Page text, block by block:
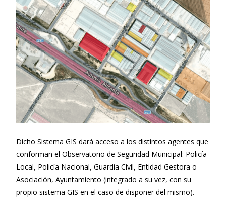
Dicho Sistema GIS dará acceso a los distintos agentes que
conforman el Observatorio de Seguridad Municipal: Policía
Local, Policía Nacional, Guardia Civil, Entidad Gestora o
Asociación, Ayuntamiento (integrado a su vez, con su
propio sistema GIS en el caso de disponer del mismo).